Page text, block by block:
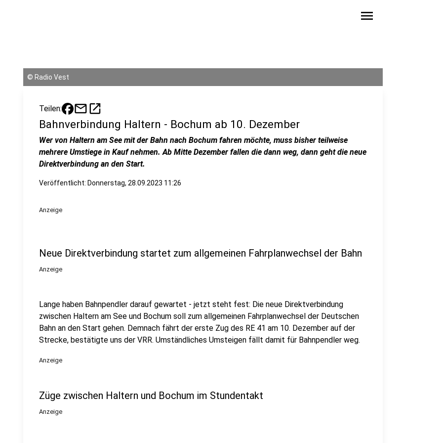
menu
© Radio Vest
Teilen: mailopen_in_new
Bahnverbindung Haltern - Bochum ab 10. Dezember
Wer von Haltern am See mit der Bahn nach Bochum fahren möchte, muss bisher teilweise
mehrere Umstiege in Kauf nehmen. Ab Mitte Dezember fallen die dann weg, dann geht die neue
Direktverbindung an den Start.
Veröffentlicht: Donnerstag, 28.09.2023 11:26
Anzeige
Neue Direktverbindung startet zum allgemeinen Fahrplanwechsel der Bahn
Anzeige
Lange haben Bahnpendler darauf gewartet - jetzt steht fest: Die neue Direktverbindung
zwischen Haltern am See und Bochum soll zum allgemeinen Fahrplanwechsel der Deutschen
Bahn an den Start gehen. Demnach fährt der erste Zug des RE 41 am 10. Dezember auf der
Strecke, bestätigte uns der VRR. Umständliches Umsteigen fällt damit für Bahnpendler weg.
Anzeige
Züge zwischen Haltern und Bochum im Stundentakt
Anzeige